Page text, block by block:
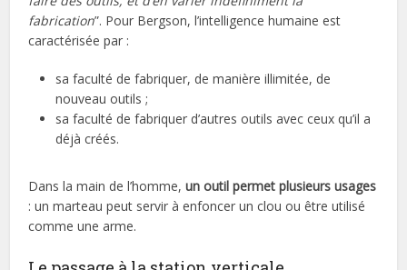
fabrication”. Pour Bergson, l’intelligence humaine est
caractérisée par :
sa faculté de fabriquer, de manière illimitée, de
nouveau outils ;
sa faculté de fabriquer d’autres outils avec ceux qu’il a
déjà créés.
Dans la main de l’homme,un outil permet plusieurs usages
: un marteau peut servir à enfoncer un clou ou être utilisé
comme une arme.